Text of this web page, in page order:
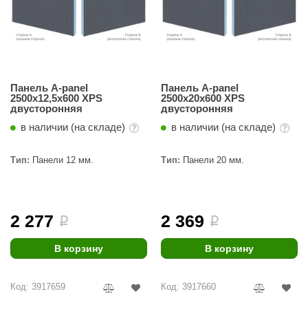
Панель A-panel
2500х12,5х600 XPS
двусторонняя
в наличии (на складе)
Тип: Панели 12 мм.
2 277 i
В корзину
Панель A-panel
2500х20х600 XPS
двусторонняя
в наличии (на складе)
Тип: Панели 20 мм.
2 369 i
В корзину
Код: 3917659 Код: 3917660